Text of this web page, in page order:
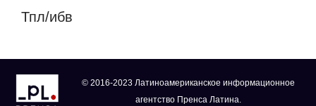
Тпл/ибв
© 2016-2023 Латиноамериканское информационное
агентство Пренса Латина.